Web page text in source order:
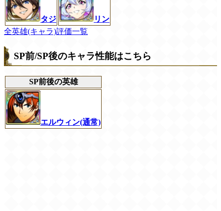
タジ
リン
全英雄(キャラ)評価一覧
SP前/SP後のキャラ性能はこちら
SP前後の英雄
エルウィン(通常)